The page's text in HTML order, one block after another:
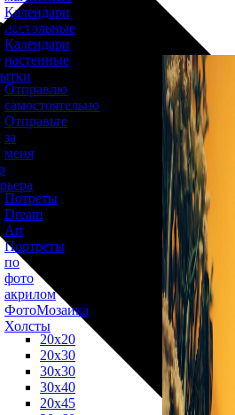
Календари
настольные
Календари
настенные
Отправлю
самостоятельно
Отправьте
за
меня
Потреты
Dream
Art
Портреты
по
фото
акрилом
ФотоМозаика
Холсты
20х20
20х30
30х30
30х40
20х45